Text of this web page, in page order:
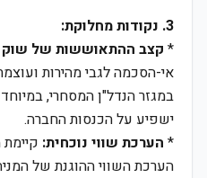
3. נקודות מחלוקת:
* קצב ההתאוששות של שוק
אי-הסכמה לגבי מהירות
במגזר הנדל"ן המסחרי,
ישפיע על הכנסות החברה.
* הערכת שווי נוכחית:
הערכת השווי ההוגנת של